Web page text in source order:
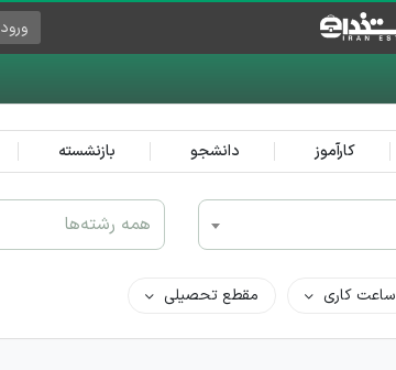
ورود
کارآموز دانشجو بازنشسته
همه رشته‌ها
ساعت کاری مقطع تحصیلی